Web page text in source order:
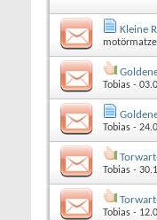
Kleine
motörmatze
Tobias -
Tobias -
Tobias -
Tobias -